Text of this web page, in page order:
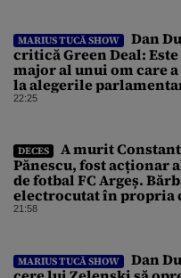
MARIUS TUCĂ SHOW
Dan
critică Green Deal: Este
major al unui om care a
la alegerile
Olanda
22:25
DECES
A murit
Pănescu, fost acționar
de fotbal FC Argeș.
electrocutat în propria
21:58
MARIUS TUCĂ SHOW
Dan